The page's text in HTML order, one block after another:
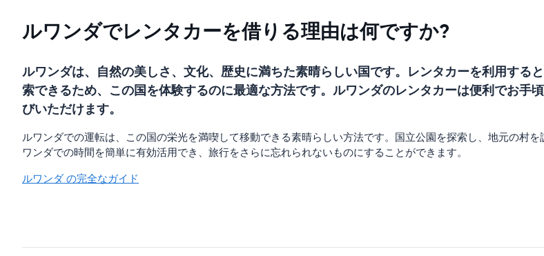
ルワンダでレンタカーを借りる理由は何ですか?
ルワンダは、自然の美しさ、文化、歴史に満ちた素晴らしい国です。レンタカーを利用する
索できるため、この国を体験するのに最適な方法です。ルワンダのレンタカーは便利でお手
びいただけます。
ルワンダでの運転は、この国の栄光を満喫して移動できる素晴らしい方法です。国立公園を探索し、地元の村
ワンダでの時間を簡単に有効活用でき、旅行をさらに忘れられないものにすることができます。
ルワンダ の完全なガイド